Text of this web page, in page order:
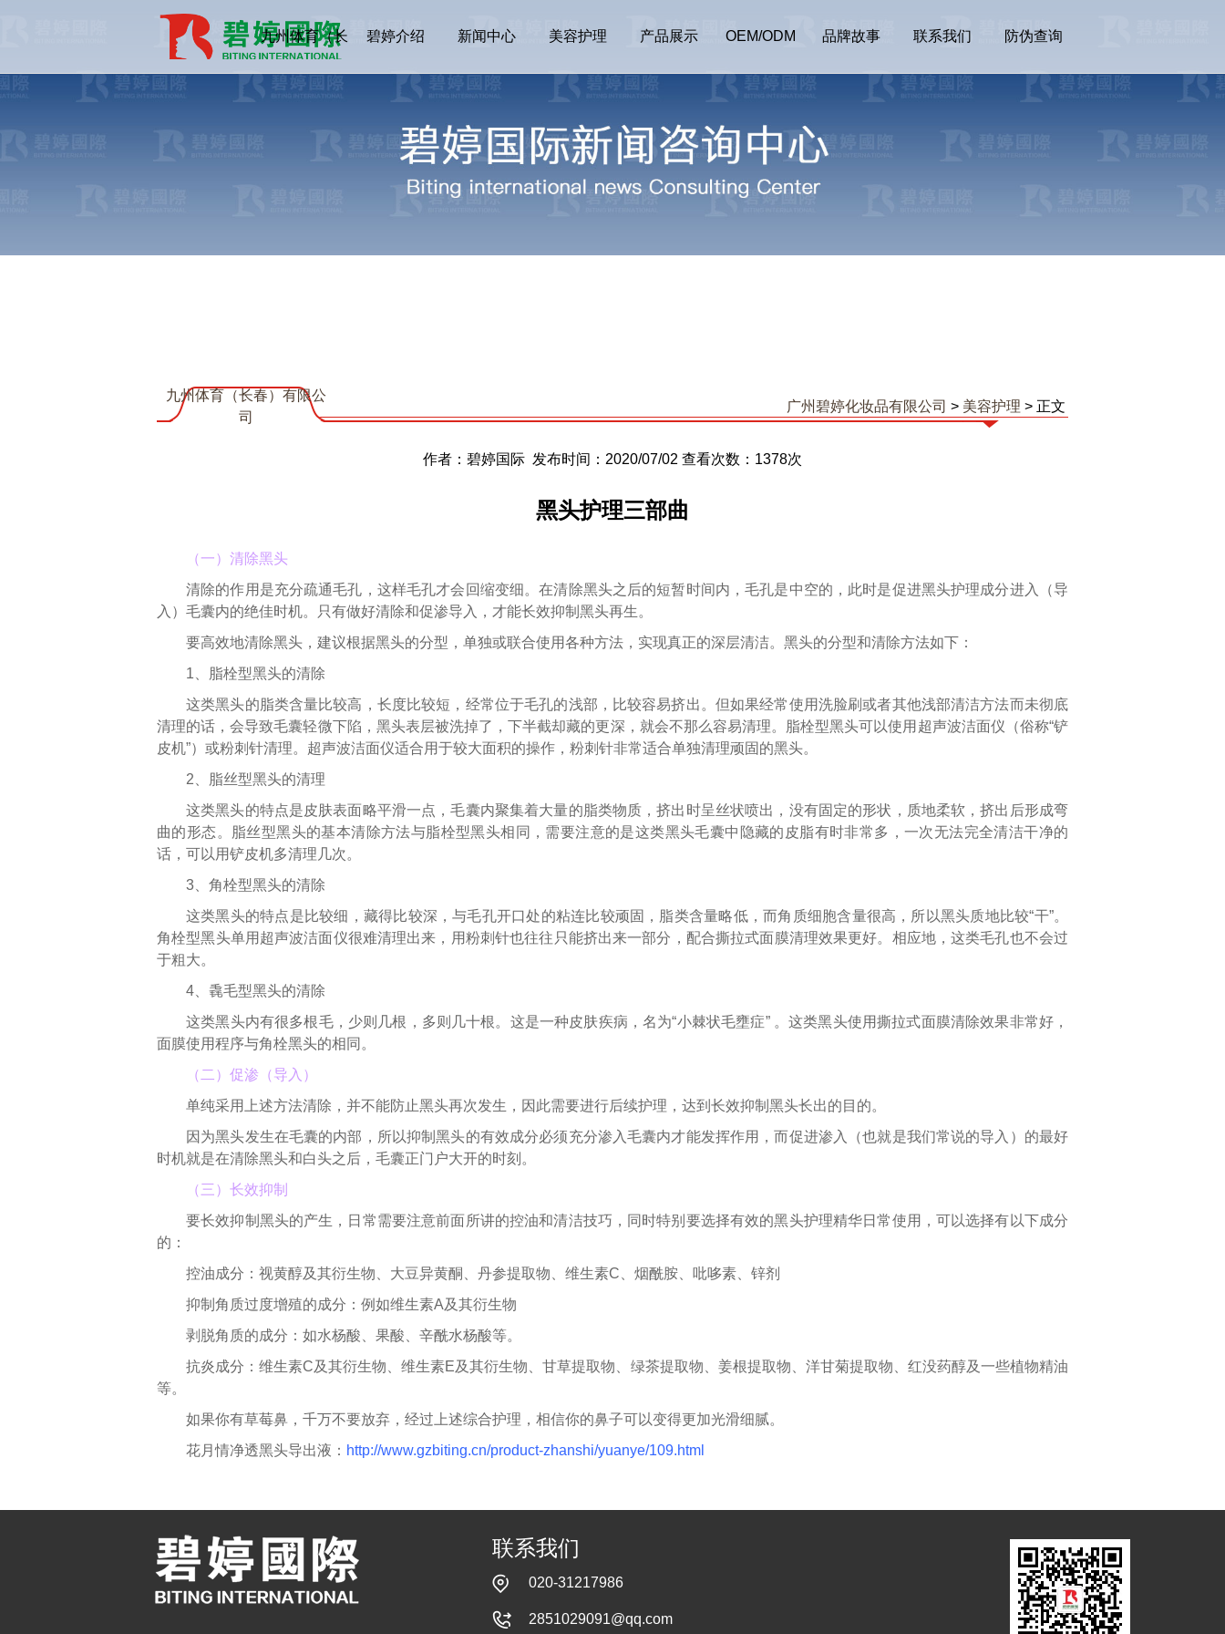
九州体育（长 碧婷介绍 新闻中心 美容护理 产品展示 OEM/ODM 品牌故事 联系我们 防伪查询
九州体育（长春）有限公
司
广州碧婷化妆品有限公司 > 美容护理 > 正文
作者：碧婷国际 发布时间：2020/07/02 查看次数： 1378次
黑头护理三部曲
（一）清除黑头
清除的作用是充分疏通毛孔，这样毛孔才会回缩变细。在清除黑头之后的短暂时间内，毛孔是中空的，此时是促进黑头护理成分进入（导
入）毛囊内的绝佳时机。只有做好清除和促渗导入，才能长效抑制黑头再生。
要高效地清除黑头，建议根据黑头的分型，单独或联合使用各种方法，实现真正的深层清洁。黑头的分型和清除方法如下：
1、脂栓型黑头的清除
这类黑头的脂类含量比较高，长度比较短，经常位于毛孔的浅部，比较容易挤出。但如果经常使用洗脸刷或者其他浅部清洁方法而未彻底
清理的话，会导致毛囊轻微下陷，黑头表层被洗掉了，下半截却藏的更深，就会不那么容易清理。脂栓型黑头可以使用超声波洁面仪（俗称“铲
皮机”）或粉刺针清理。超声波洁面仪适合用于较大面积的操作，粉刺针非常适合单独清理顽固的黑头。
2、脂丝型黑头的清理
这类黑头的特点是皮肤表面略平滑一点，毛囊内聚集着大量的脂类物质，挤出时呈丝状喷出，没有固定的形状，质地柔软，挤出后形成弯
曲的形态。脂丝型黑头的基本清除方法与脂栓型黑头相同，需要注意的是这类黑头毛囊中隐藏的皮脂有时非常多，一次无法完全清洁干净的
话，可以用铲皮机多清理几次。
3、角栓型黑头的清除
这类黑头的特点是比较细，藏得比较深，与毛孔开口处的粘连比较顽固，脂类含量略低，而角质细胞含量很高，所以黑头质地比较“干”。
角栓型黑头单用超声波洁面仪很难清理出来，用粉刺针也往往只能挤出来一部分，配合撕拉式面膜清理效果更好。相应地，这类毛孔也不会过
于粗大。
4、毳毛型黑头的清除
这类黑头内有很多根毛，少则几根，多则几十根。这是一种皮肤疾病，名为“小棘状毛壅症” 。这类黑头使用撕拉式面膜清除效果非常好，
面膜使用程序与角栓黑头的相同。
（二）促渗（导入）
单纯采用上述方法清除，并不能防止黑头再次发生，因此需要进行后续护理，达到长效抑制黑头长出的目的。
因为黑头发生在毛囊的内部，所以抑制黑头的有效成分必须充分渗入毛囊内才能发挥作用，而促进渗入（也就是我们常说的导入）的最好
时机就是在清除黑头和白头之后，毛囊正门户大开的时刻。
（三）长效抑制
要长效抑制黑头的产生，日常需要注意前面所讲的控油和清洁技巧，同时特别要选择有效的黑头护理精华日常使用，可以选择有以下成分
的：
控油成分：视黄醇及其衍生物、大豆异黄酮、丹参提取物、维生素C、烟酰胺、吡哆素、锌剂
抑制角质过度增殖的成分：例如维生素A及其衍生物
剥脱角质的成分：如水杨酸、果酸、辛酰水杨酸等。
抗炎成分：维生素C及其衍生物、维生素E及其衍生物、甘草提取物、绿茶提取物、姜根提取物、洋甘菊提取物、红没药醇及一些植物精油
等。
如果你有草莓鼻，千万不要放弃，经过上述综合护理，相信你的鼻子可以变得更加光滑细腻。
花月情净透黑头导出液： http://www.gzbiting.cn/product-zhanshi/yuanye/109.html
联系我们
020-31217986
2851029091@qq.com